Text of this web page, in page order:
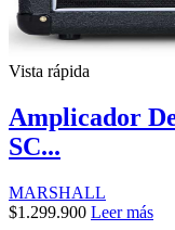
Vista rápida
Amplicador
SC...
MARSHALL
$1.299.900 Leer más